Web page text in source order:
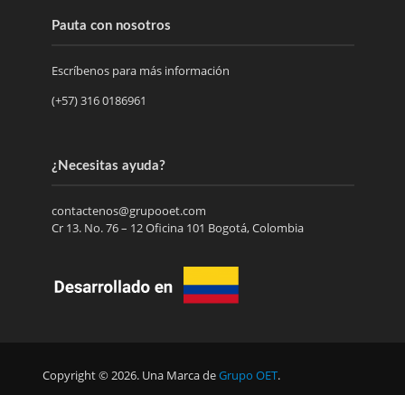
Pauta con nosotros
Escríbenos para más información
(+57) 316 0186961
¿Necesitas ayuda?
contactenos@grupooet.com
Cr 13. No. 76 – 12 Oficina 101 Bogotá, Colombia
Copyright © 2026. Una Marca deGrupo OET.